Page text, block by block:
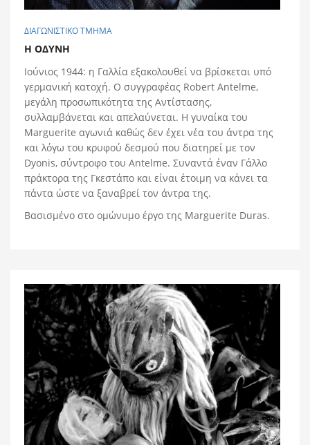
ΔΙΑΓΩΝΙΣΤΙΚΟ ΤΜΗΜΑ
Η ΟΔYΝΗ
Ιούνιος 1944: η Γαλλία εξακολουθεί να βρίσκεται υπό
γερμανική κατοχή. Ο συγγραφέας Robert Antelme,
μεγάλη προσωπικότητα της Αντίστασης,
συλλαμβάνεται και απελαύνεται. Η γυναίκα του
Marguerite αγωνιά καθώς δεν έχει νέα του άντρα της
και λόγω του κρυφού δεσμού που διατηρεί με τον
Dyonis, σύντροφο του Antelme. Συναντά έναν Γάλλο
πράκτορα της Γκεστάπο και είναι έτοιμη να κάνει τα
πάντα ώστε να ξαναβρεί τον άντρα της.
Βασισμένο στο ομώνυμο έργο της Marguerite Duras.